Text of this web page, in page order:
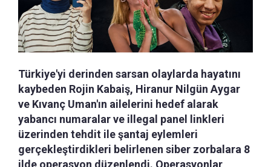
Türkiye'yi derinden sarsan olaylarda hayatını
kaybeden Rojin Kabaiş, Hiranur Nilgün Aygar
ve Kıvanç Uman'ın ailelerini hedef alarak
yabancı numaralar ve illegal panel linkleri
üzerinden tehdit ile şantaj eylemleri
gerçekleştirdikleri belirlenen siber zorbalara 8